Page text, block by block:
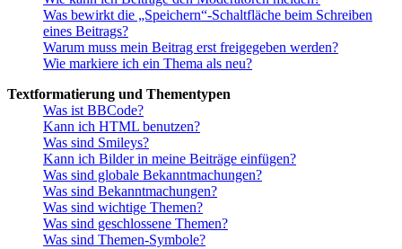
Was bewirkt die „Speichern“-Schaltfläche beim Schreiben
eines Beitrags?
Warum muss mein Beitrag erst freigegeben werden?
Wie markiere ich ein Thema als neu?
Textformatierung und Thementypen
Was ist BBCode?
Kann ich HTML benutzen?
Was sind Smileys?
Kann ich Bilder in meine Beiträge einfügen?
Was sind globale Bekanntmachungen?
Was sind Bekanntmachungen?
Was sind wichtige Themen?
Was sind geschlossene Themen?
Was sind Themen-Symbole?